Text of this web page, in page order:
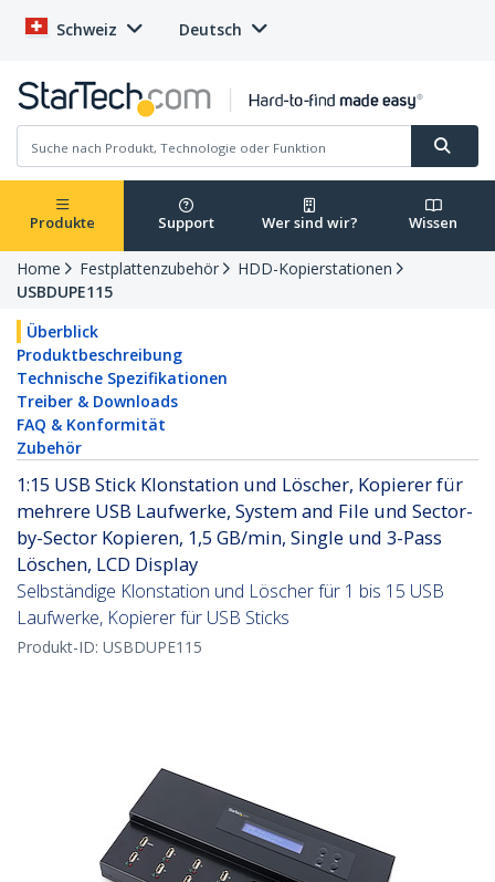
Schweiz Deutsch
Produkte Support Wer sind wir? Wissen
Home Festplattenzubehör
HDD-Kopierstationen
USBDUPE115
Überblick
Produktbeschreibung
Technische Spezifikationen
Treiber & Downloads
FAQ & Konformität
Zubehör
1:15 USB Stick Klonstation und Löscher, Kopierer für
mehrere USB Laufwerke, System and File und Sector-
by-Sector Kopieren, 1,5 GB/min, Single und 3-Pass
Löschen, LCD Display
Selbständige Klonstation und Löscher für 1 bis 15 USB
Laufwerke, Kopierer für USB Sticks
Produkt-ID: USBDUPE115